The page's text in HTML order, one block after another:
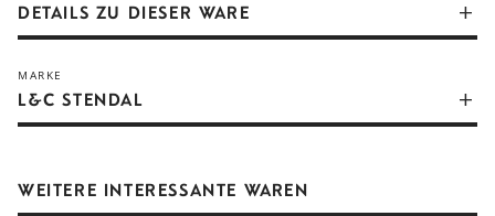
DETAILS ZU DIESER WARE
eine lange Tradition. Nach der Firmengründung im Jahr 1871
in Schorndorf wurde bereits 1889 das Zweigwerk in
„gutnachbarschafllicher“ Kontakt mit dem Bauhaus in Dessau
MARKE
L&C STENDAL
WEITERE INTERESSANTE WAREN